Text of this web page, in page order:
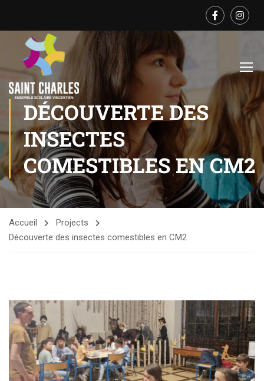
DÉCOUVERTE DES
INSECTES
COMESTIBLES EN CM2
Accueil
Projects
Découverte des insectes comestibles en CM2